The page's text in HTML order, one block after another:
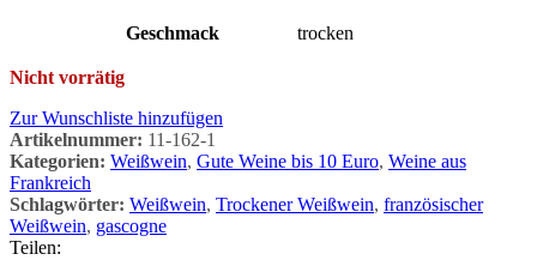
Geschmack trocken
Nicht vorrätig
Zur Wunschliste hinzufügen
Artikelnummer: 11-162-1
Kategorien: Weißwein, Gute Weine bis 10 Euro, Weine aus
Frankreich
Schlagwörter: Weißwein, Trockener Weißwein, französischer
Weißwein, gascogne
Teilen: